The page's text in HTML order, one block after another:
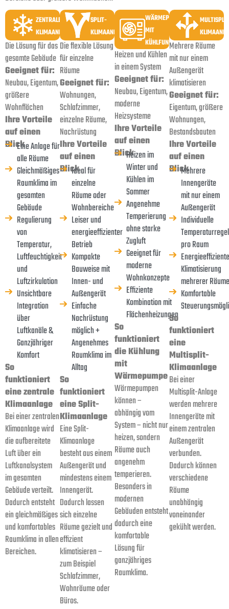
ZENTRALE
KLIMAANLAGE
Die Lösung für das
gesamte Gebäude
Geeignet für:
Neubau, Eigentum,
größere
Wohnflächen
Ihre Vorteile
auf einen
BlickEine Anlage für
alle Räume
Gleichmäßiges
Raumklima im
gesamten
Gebäude
Regulierung
von
Temperatur,
Luftfeuchtigkeit
und
Luftzirkulation
Unsichtbare
Integration
über
Luftkanäle &
Ganzjähriger
Komfort
So
funktioniert
eine zentrale
Klimaanlage
Bei einer zentralen
Klimaanlage wird
die aufbereitete
Luft über ein
Luftkanalsystem
im gesamten
Gebäude verteilt.
Dadurch entsteht
ein gleichmäßiges
und komfortables
Raumklima in allen
Bereichen.
SPLIT-
KLIMAANLAGE
Die flexible Lösung
für einzelne
Räume
Geeignet für:
Wohnungen,
Schlafzimmer,
einzelne Räume,
Nachrüstung
Ihre Vorteile
auf einen
BlickIdeal für
einzelne
Räume oder
Wohnbereiche
Leiser und
energieeffizienter
Betrieb
Kompakte
Bauweise mit
Innen- und
Außengerät
Einfache
Nachrüstung
möglich +
Angenehmes
Raumklima im
Alltag
So
funktioniert
eine Split-
Klimaanlage
Eine Split-
Klimaanlage
besteht aus einem
Außengerät und
mindestens einem
Innengerät.
Dadurch lassen
sich einzelne
Räume gezielt und
effizient
klimatisieren –
zum Beispiel
Schlafzimmer,
Wohnräume oder
Büros.
WÄRMEPUMPE
MIT
KÜHLFUNKTION
Heizen und Kühlen
in einem System
Geeignet für:
Neubau, Eigentum,
moderne
Heizsysteme
Ihre Vorteile
auf einen
BlickHeizen im
Winter und
Kühlen im
Sommer
Angenehme
Temperierung
ohne starke
Zugluft
Geeignet für
moderne
Wohnkonzepte
Effiziente
Kombination mit
Flächenheizungen
So
funktioniert
die Kühlung
mit
Wärmepumpe
Wärmepumpen
können –
abhängig vom
System – nicht nur
heizen, sondern
Räume auch
angenehm
temperieren.
Besonders in
modernen
Gebäuden entsteht
dadurch eine
komfortable
Lösung für
ganzjähriges
Raumklima.
Mehrere Räume
mit nur einem
Außengerät
klimatisieren
Geeignet für:
Eigentum, größere
Wohnungen,
Bestandsbauten
Ihre Vorteile
auf einen
BlickMehrere
Innengeräte
mit nur einem
Außengerät
Individuelle
pro Raum
Energieeffiziente
Klimatisierung
mehrerer Räume
Komfortable
So
funktioniert
eine
Multisplit-
Klimaanlage
Bei einer
Multisplit-Anlage
werden mehrere
Innengeräte mit
einem zentralen
Außengerät
verbunden.
Dadurch können
verschiedene
Räume
unabhängig
voneinander
gekühlt werden.